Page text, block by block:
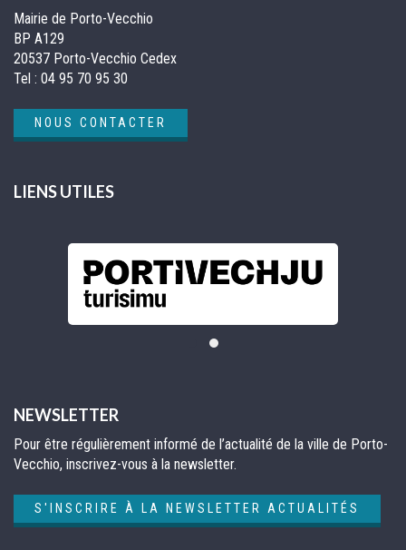
Mairie de Porto-Vecchio
BP A129
20537 Porto-Vecchio Cedex
Tel : 04 95 70 95 30
NOUS CONTACTER
LIENS UTILES
NEWSLETTER
Pour être régulièrement informé de l’actualité de la ville de Porto-
Vecchio, inscrivez-vous à la newsletter.
S'INSCRIRE À LA NEWSLETTER ACTUALITÉS